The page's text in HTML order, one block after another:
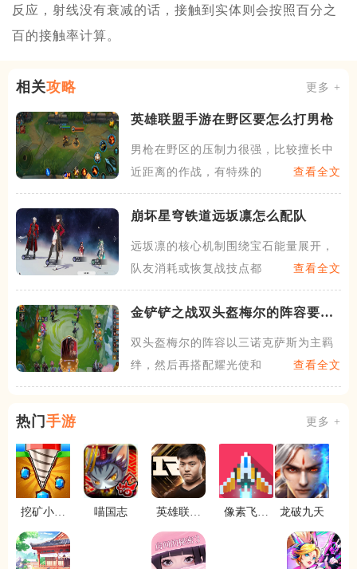
反应，射线没有衰减的话，接触到实体则会按照百分之
百的接触率计算。
相关攻略 更多 +
英雄联盟手游在野区要怎么打男枪
男枪在野区的压制力很强，比较擅长中
近距离的作战，有特殊的普攻
查看全文
崩坏星穹铁道远坂凛怎么配队
远坂凛的核心机制围绕宝石能量展开，
队友消耗或恢复战技点都能让
查看全文
金铲铲之战双头盔梅尔的阵容要怎
双头盔梅尔的阵容以三诺克萨斯为主羁
绊，然后再搭配耀光使和护卫
查看全文
热门 手游 更多 +
挖矿小高
喵国志
英雄联盟
像素飞机
龙破九天